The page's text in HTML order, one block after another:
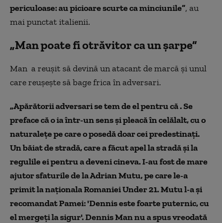
periculoase: au picioare scurte ca minciunile”, au
mai punctat italienii.
„Man poate fi otrăvitor ca un șarpe”
Man a reușit să devină un atacant de marcă și unul
care reușește să bage frica în adversari.
„Apărătorii adversari se tem de el pentru că . Se
preface că o ia într-un sens și pleacă în celălalt, cu o
naturalețe pe care o posedă doar cei predestinați.
Un băiat de stradă, care a făcut apel la stradă și la
regulile ei pentru a deveni cineva. I-au fost de mare
ajutor sfaturile de la Adrian Mutu, pe care le-a
primit la naționala Romaniei Under 21. Mutu l-a și
recomandat Pamei: 'Dennis este foarte puternic, cu
el mergeți la sigur'. Dennis Man nu a spus vreodată